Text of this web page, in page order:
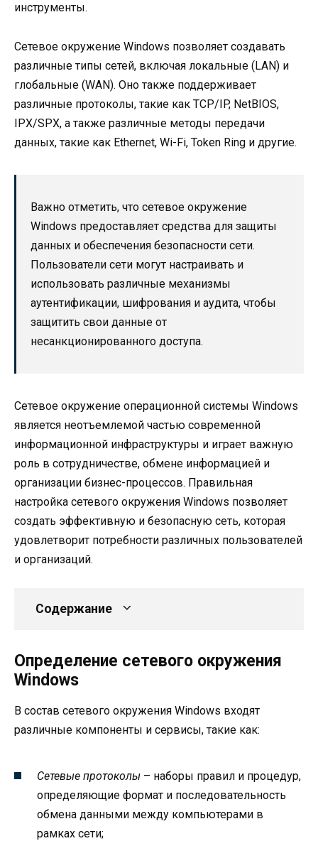
инструменты.
Сетевое окружение Windows позволяет создавать
различные типы сетей, включая локальные (LAN) и
глобальные (WAN). Оно также поддерживает
различные протоколы, такие как TCP/IP, NetBIOS,
IPX/SPX, а также различные методы передачи
данных, такие как Ethernet, Wi-Fi, Token Ring и другие.
Важно отметить, что сетевое окружение
Windows предоставляет средства для защиты
данных и обеспечения безопасности сети.
Пользователи сети могут настраивать и
использовать различные механизмы
аутентификации, шифрования и аудита, чтобы
защитить свои данные от
несанкционированного доступа.
Сетевое окружение операционной системы Windows
является неотъемлемой частью современной
информационной инфраструктуры и играет важную
роль в сотрудничестве, обмене информацией и
организации бизнес-процессов. Правильная
настройка сетевого окружения Windows позволяет
создать эффективную и безопасную сеть, которая
удовлетворит потребности различных пользователей
и организаций.
Содержание
Определение сетевого окружения
Windows
В состав сетевого окружения Windows входят
различные компоненты и сервисы, такие как:
Сетевые протоколы – наборы правил и процедур,
определяющие формат и последовательность
обмена данными между компьютерами в
рамках сети;